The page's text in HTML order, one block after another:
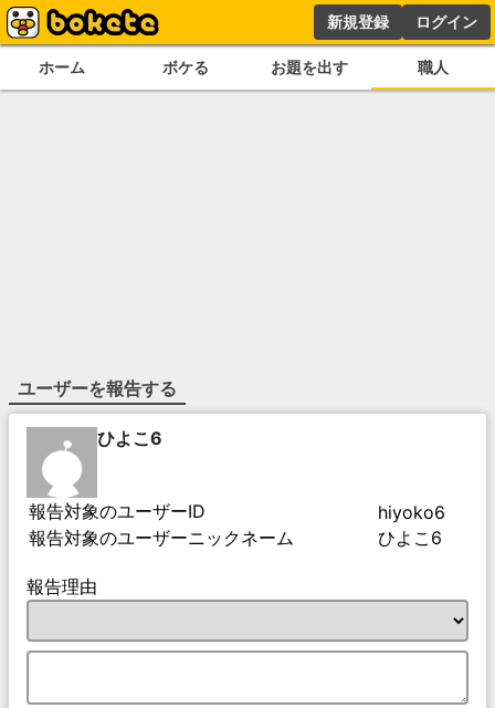
新規登録 ログイン
ホーム ボケる お題を出す 職人
ユーザーを報告する
ひよこ6
報告対象のユーザーID
hiyoko6
報告対象のユーザーニックネーム
ひよこ6
報告理由